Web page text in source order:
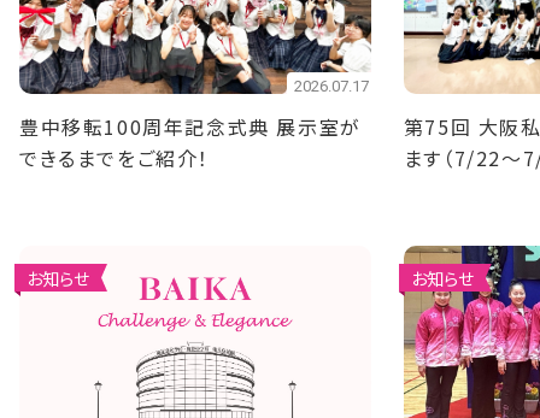
2026.07.17
豊中移転100周年記念式典 展示室が
できるまでをご紹介！
第75回 大阪
ます（7/22～
お知らせ お知らせ